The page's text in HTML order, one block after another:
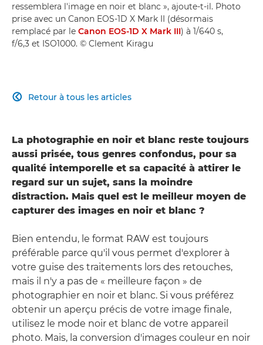
ressemblera l'image en noir et blanc », ajoute-t-il. Photo
prise avec un Canon EOS-1D X Mark II (désormais
remplacé par le Canon EOS-1D X Mark III) à 1/640 s,
f/6,3 et ISO1000. © Clement Kiragu
Retour à tous les articles

La photographie en noir et blanc reste toujours
aussi prisée, tous genres confondus, pour sa
qualité intemporelle et sa capacité à attirer le
regard sur un sujet, sans la moindre
distraction. Mais quel est le meilleur moyen de
capturer des images en noir et blanc ?
Bien entendu, le format RAW est toujours
préférable parce qu'il vous permet d'explorer à
votre guise des traitements lors des retouches,
mais il n'y a pas de « meilleure façon » de
photographier en noir et blanc. Si vous préférez
obtenir un aperçu précis de votre image finale,
utilisez le mode noir et blanc de votre appareil
photo. Mais, la conversion d'images couleur en noir